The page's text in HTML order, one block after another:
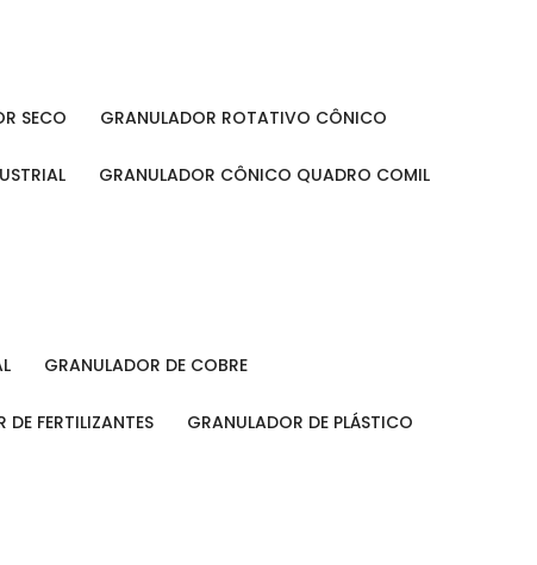
SECO GRANULADOR ROTATIVO CÔNICO
GRANULADOR CÔNICO QUADRO COMIL
GRANULADOR DE COBRE
DE FERTILIZANTES GRANULADOR DE PLÁSTICO